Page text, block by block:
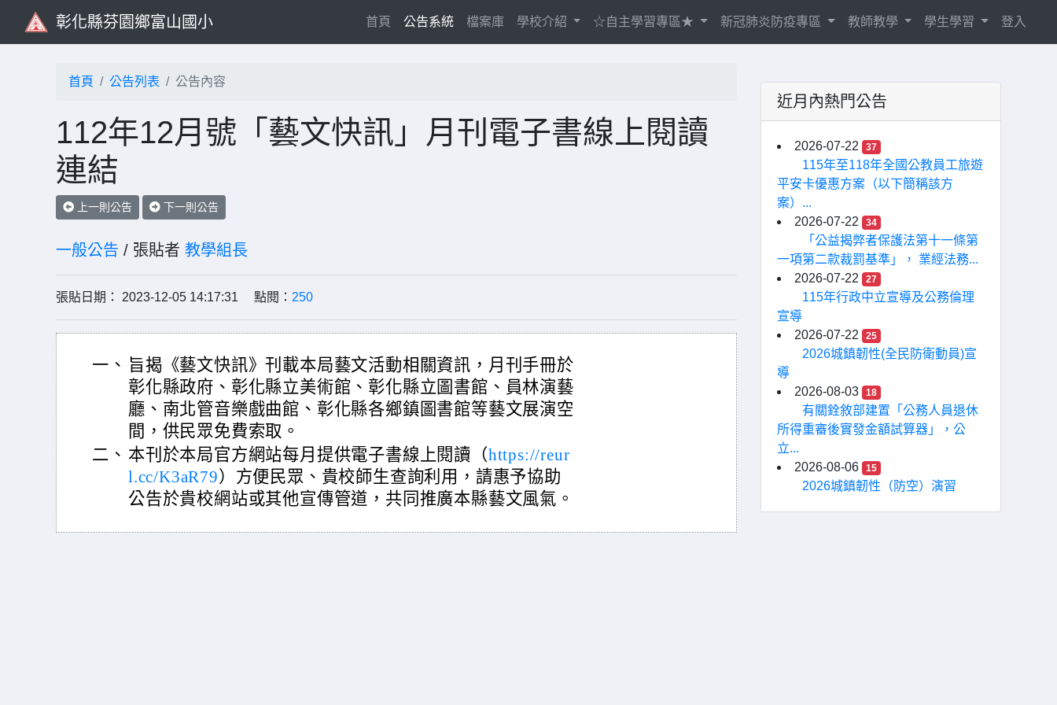
彰化縣芬園鄉富山國小 首頁(current)
公告系統 檔案庫 學校介紹 ☆自主學習專區★ 新冠肺炎防疫專區 教師教學 學生學習 登入
首頁 公告列表 公告內容
112年12月號「藝文快訊」月刊電子書線上閱讀
連結
上一則公告 下一則公告
一般公告 / 張貼者 教學組長
張貼日期： 2023-12-05 14:17:31 點閱： 250
一、 旨揭《藝文快訊》刊載本局藝文活動相關資訊，月刊手冊於
彰化縣政府、彰化縣立美術館、彰化縣立圖書館、員林演藝
廳、南北管音樂戲曲館、彰化縣各鄉鎮圖書館等藝文展演空
間，供民眾免費索取。
二、 本刊於本局官方網站每月提供電子書線上閱讀（https://reur
l.cc/K3aR79）方便民眾、貴校師生查詢利用，請惠予協助
公告於貴校網站或其他宣傳管道，共同推廣本縣藝文風氣。
近月內熱門公告
2026-07-22 37
115年至118年全國公教員工旅遊
平安卡優惠方案（以下簡稱該方
案）...
2026-07-22
34
「公益揭弊者保護法第十一條第
一項第二款裁罰基準」， 業經法務...
2026-07-22
27
115年行政中立宣導及公務倫理
宣導
2026-07-22
25
2026城鎮韌性(全民防衛動員)宣
導
2026-08-03
18
有關銓敘部建置「公務人員退休
所得重審後實發金額試算器」，公
立...
2026-08-06
15
2026城鎮韌性（防空）演習